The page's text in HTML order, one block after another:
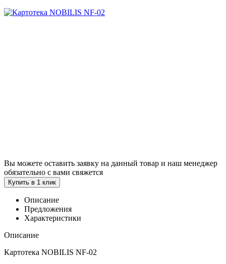
Вы можете оставить заявку на данный товар и наш менеджер
обязательно с вами свяжется
Купить в 1 клик
Описание
Предложения
Характеристики
Описание
Картотека NOBILIS NF-02